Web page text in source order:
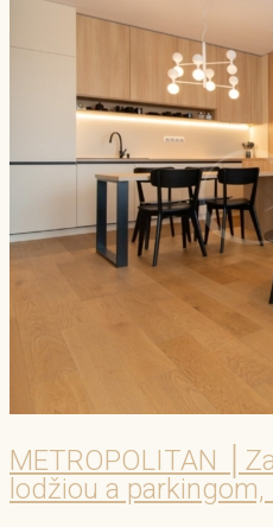
METROPOLITAN
lodžiou a parkingom,